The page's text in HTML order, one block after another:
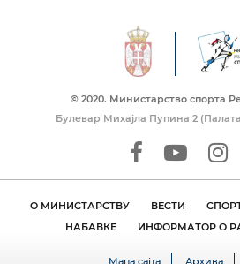
© 2020. Mинистарство спорта
Булевар Михајла Пупина 2
О МИНИСТАРСТВУ ВЕСТИ
НАБАВКЕ
ИНФОРМАТОР О
Мапа сајта Архива